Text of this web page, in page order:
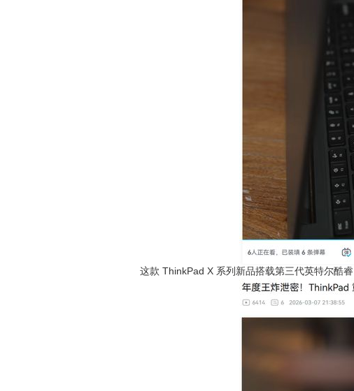
这款 ThinkPad X 系列新品搭载第三代英特尔酷睿